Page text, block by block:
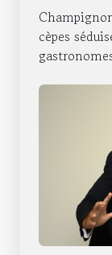
cèpes
cèpes